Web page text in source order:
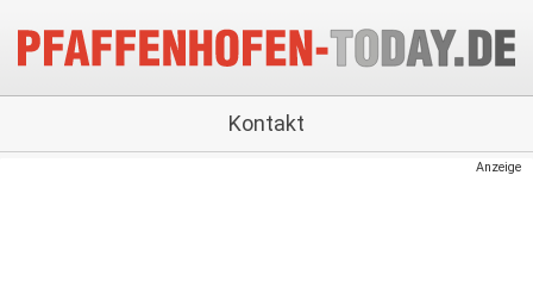
Kontakt
Anzeige